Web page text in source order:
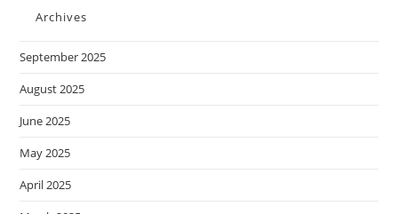
Archives
September 2025
August 2025
June 2025
May 2025
April 2025